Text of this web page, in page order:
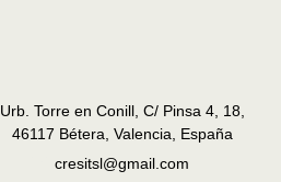
Urb. Torre en Conill, C/ Pinsa 4, 18,
46117 Bétera, Valencia, España
cresitsl@gmail.com